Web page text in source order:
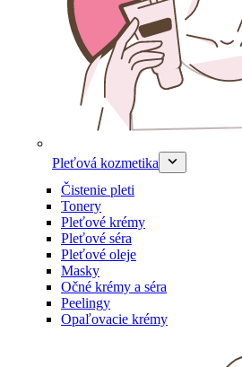
Pleťová kozmetika
Čistenie pleti
Tonery
Pleťové krémy
Pleťové séra
Pleťové oleje
Masky
Očné krémy a séra
Peelingy
Opaľovacie krémy